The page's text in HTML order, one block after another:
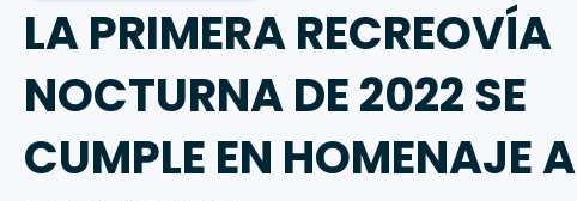
LA PRIMERA RECREOVÍA
NOCTURNA DE 2022 SE
CUMPLE EN HOMENAJE A